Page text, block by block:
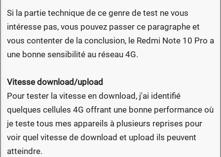
Si la partie technique de ce genre de test ne vous
intéresse pas, vous pouvez passer ce paragraphe et
vous contenter de la conclusion, le Redmi Note 10 Pro a
une bonne sensibilité au réseau 4G.
Vitesse download/upload
Pour tester la vitesse en download, j'ai identifié
quelques cellules 4G offrant une bonne performance où
je teste tous mes appareils à plusieurs reprises pour
voir quel vitesse de download et upload ils peuvent
atteindre.